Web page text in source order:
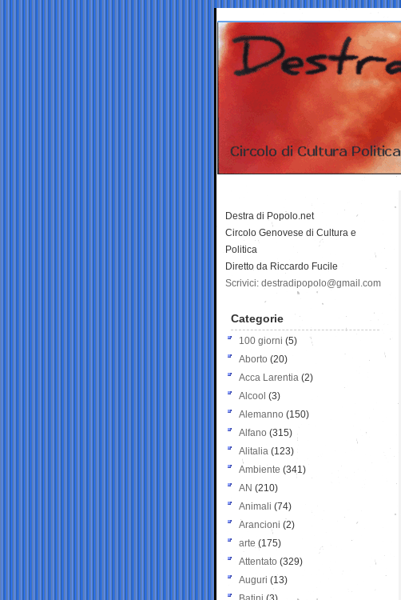
Destra di Popolo.net
Circolo Genovese di Cultura e
Politica
Diretto da Riccardo Fucile
Scrivici: destradipopolo@gmail.com
Categorie
100 giorni (5)
Aborto (20)
Acca Larentia (2)
Alcool (3)
Alemanno (150)
Alfano (315)
Alitalia (123)
Ambiente (341)
AN (210)
Animali (74)
Arancioni (2)
arte (175)
Attentato (329)
Auguri (13)